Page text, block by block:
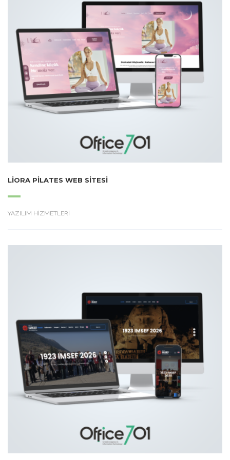
LIORA PILATES WEB SITESI
YAZILIM HİZMETLERİ